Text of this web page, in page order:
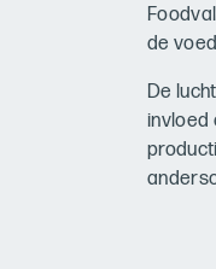
de
De
invloed